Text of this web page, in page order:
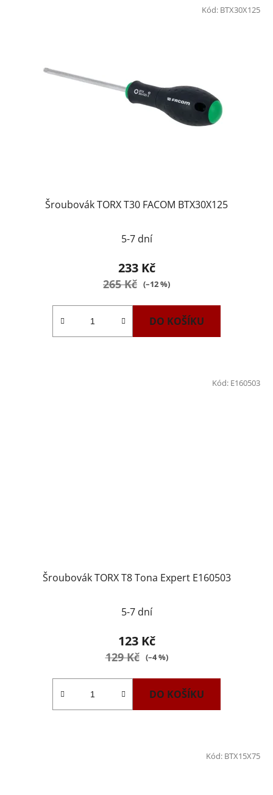
Šroubovák TORX T30 FACOM BTX30X125
5-7 dní
233 Kč
265 Kč (–12 %)
DO KOŠÍKU
Kód: BTX30X125
Šroubovák TORX T8 Tona Expert E160503
5-7 dní
123 Kč
129 Kč (–4 %)
DO KOŠÍKU
Kód: E160503
Kód: BTX15X75